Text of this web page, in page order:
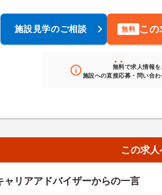
施設見学のご相談 無料 こ
無料で求人情報を
施設への直接応募・問い合
この求
ャリアアドバイザーからの一言